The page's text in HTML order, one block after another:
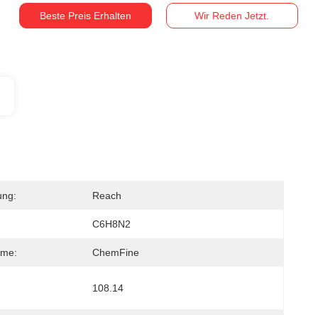
Beste Preis Erhalten Wir Reden Jetzt.
Reach
C6H8N2
ChemFine
108.14